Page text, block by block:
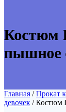
Костюм
пышное
Главная /Прокат
девочек / Костюм